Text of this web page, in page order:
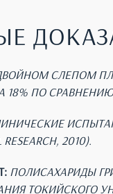
СЛЕПОМ
18% ПО
2010).
ПОЛИСАХАРИДЫ
ТОКИЙСКОГО